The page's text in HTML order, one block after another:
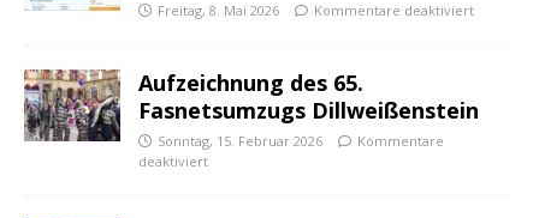
Freitag, 8. Mai 2026 Kommentare deaktiviert
Aufzeichnung des 65.
Fasnetsumzugs Dillweißenstein
Sonntag, 15. Februar 2026
Kommentare
deaktiviert